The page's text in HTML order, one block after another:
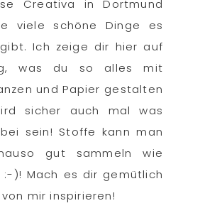
Creativa in Dortmund
viele schöne Dinge es
Ich zeige dir hier auf
was du so alles mit
und Papier gestalten
sicher auch mal was
sein! Stoffe kann man
gut sammeln wie
:-)! Mach es dir gemütlich
mir inspirieren!